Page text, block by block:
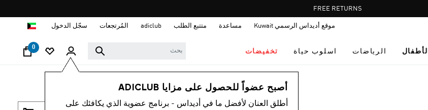
Pause
promotion
FREE DELIVERY OVER 35 KWD
موقع أديداس الرسمي Kuwait مساعدة متتبع الطلب adiclub المُرتجعات سجّل الدخول
الأطفال الرياضات اسلوب حياة تخفيضات
0
أصبح عضواً للحصول على مزايا ADICLUB
أطلق العنان لأفضل ما في أديداس - برنامج عضوية الذي يكافئك على